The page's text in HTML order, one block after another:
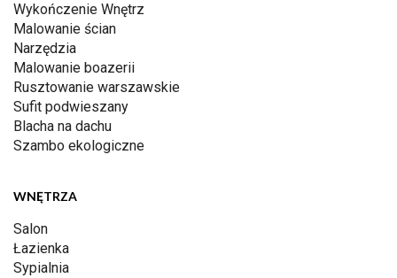
Wykończenie Wnętrz
Malowanie ścian
Narzędzia
Malowanie boazerii
Rusztowanie warszawskie
Sufit podwieszany
Blacha na dachu
Szambo ekologiczne
WNĘTRZA
Salon
Łazienka
Sypialnia